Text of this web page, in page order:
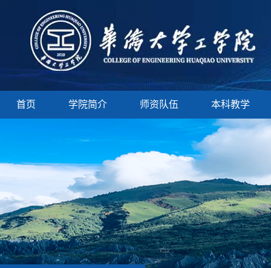
首页 学院简介 师资队伍 本科教学